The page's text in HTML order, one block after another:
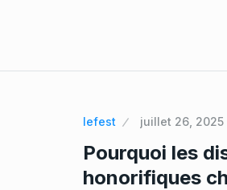
lefest juillet 26, 2025
Pourquoi les
honorifiques